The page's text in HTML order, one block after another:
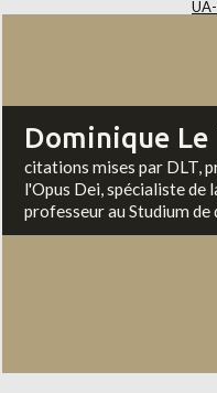
Dominique Le
citations mises par DLT,
l'Opus Dei, spécialiste de
professeur au Studium de